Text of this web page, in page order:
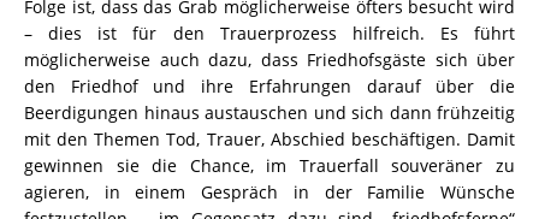
Folge ist, dass das Grab möglicherweise öfters besucht wird
– dies ist für den Trauerprozess hilfreich. Es führt
möglicherweise auch dazu, dass Friedhofsgäste sich über
den Friedhof und ihre Erfahrungen darauf über die
Beerdigungen hinaus austauschen und sich dann frühzeitig
mit den Themen Tod, Trauer, Abschied beschäftigen. Damit
gewinnen sie die Chance, im Trauerfall souveräner zu
agieren, in einem Gespräch in der Familie Wünsche